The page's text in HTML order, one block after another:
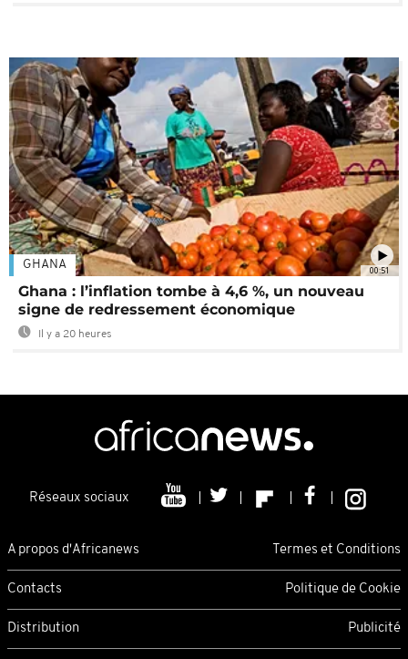
00:51
GHANA
Ghana : l’inflation tombe à 4,6 %, un nouveau
signe de redressement économique
Il y a 20 heures
Réseaux sociaux
A propos d'Africanews Termes et Conditions
Contacts Politique de Cookie
Distribution Publicité